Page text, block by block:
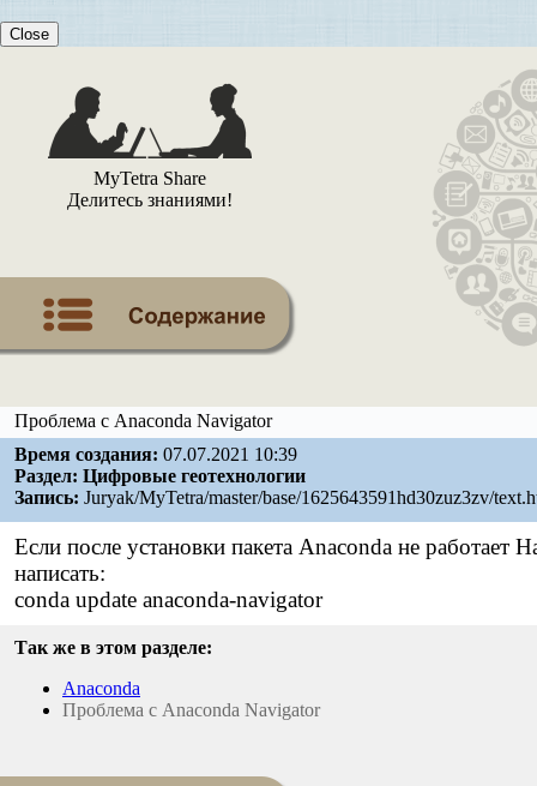
Close
MyTetra Share
Делитесь знаниями!
Проблема с Anaconda Navigator
Время создания: 07.07.2021 10:39
Раздел: Цифровые геотехнологии
Запись: Juryak/MyTetra/master/base/1625643591hd30zuz3zv/
Если после установки пакета Anaconda не
написать:
conda update anaconda-navigator
Так же в этом разделе:
Anaconda
Проблема с Anaconda Navigator